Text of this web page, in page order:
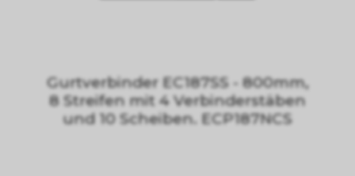
Gurtverbinder EC187SS - 800mm,
8 Streifen mit 4 Verbinderstäben
und 10 Scheiben. ECP187NCS